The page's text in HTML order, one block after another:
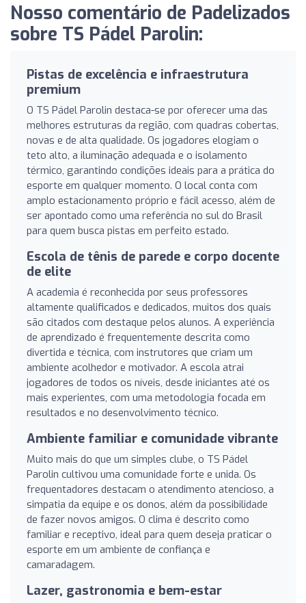
Nosso comentário de Padelizados
sobre TS Pádel Parolin:
Pistas de excelência e infraestrutura
premium
O TS Pádel Parolin destaca-se por oferecer uma das
melhores estruturas da região, com quadras cobertas,
novas e de alta qualidade. Os jogadores elogiam o
teto alto, a iluminação adequada e o isolamento
térmico, garantindo condições ideais para a prática do
esporte em qualquer momento. O local conta com
amplo estacionamento próprio e fácil acesso, além de
ser apontado como uma referência no sul do Brasil
para quem busca pistas em perfeito estado.
Escola de tênis de parede e corpo docente
de elite
A academia é reconhecida por seus professores
altamente qualificados e dedicados, muitos dos quais
são citados com destaque pelos alunos. A experiência
de aprendizado é frequentemente descrita como
divertida e técnica, com instrutores que criam um
ambiente acolhedor e motivador. A escola atrai
jogadores de todos os níveis, desde iniciantes até os
mais experientes, com uma metodologia focada em
resultados e no desenvolvimento técnico.
Ambiente familiar e comunidade vibrante
Muito mais do que um simples clube, o TS Pádel
Parolin cultivou uma comunidade forte e unida. Os
frequentadores destacam o atendimento atencioso, a
simpatia da equipe e os donos, além da possibilidade
de fazer novos amigos. O clima é descrito como
familiar e receptivo, ideal para quem deseja praticar o
esporte em um ambiente de confiança e
camaradagem.
Lazer, gastronomia e bem-estar